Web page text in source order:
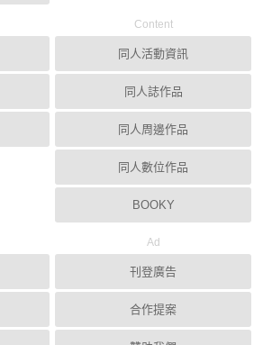
Content
同人活動資訊
同人誌作品
同人周邊作品
同人數位作品
BOOKY
Ad
刊登廣告
合作提案